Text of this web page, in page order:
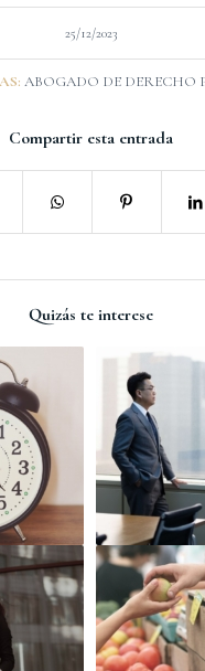
25/12/2023
ABOGADO DE DERECHO
Compartir esta entrada
Quizás te interese